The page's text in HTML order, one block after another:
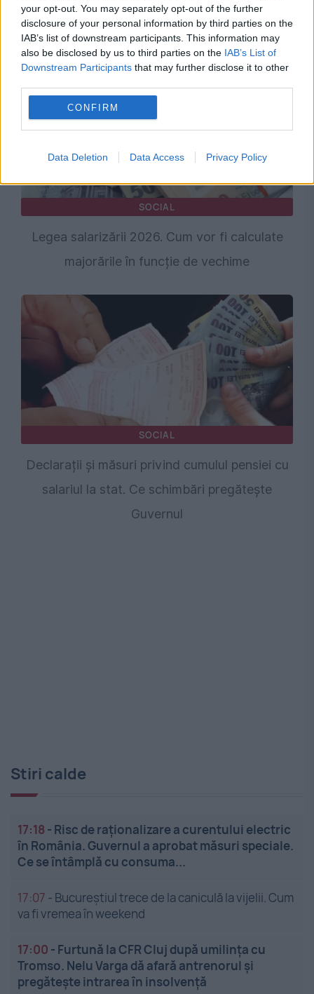
your opt-out. You may separately opt-out of the further
disclosure of your personal information by third parties on the
IAB’s list of downstream participants. This information may
also be disclosed by us to third parties on the IAB’s List of
Downstream Participants that may further disclose it to other
CONFIRM
Data Deletion Data Access Privacy Policy
Harta salariilor din România se rescrie. Ce
arată ultimele cifre
SOCIAL
Legea salarizării 2026. Cum vor fi calculate
majorările în funcție de vechime
SOCIAL
Declarații și măsuri privind cumulul pensiei cu
salariul la stat. Ce schimbări pregătește
Guvernul
Stiri calde
17:18 - Risc de raționalizare a curentului electric
în România. Guvernul a aprobat măsuri speciale.
Ce se întâmplă cu consuma...
17:07 - Bucureștiul trece de la caniculă la vijelii. Cum
va fi vremea în weekend
17:00 - Furtună la CFR Cluj după umilința cu
Tromso. Nelu Varga dă afară antrenorul și
pregătește intrarea în insolvență